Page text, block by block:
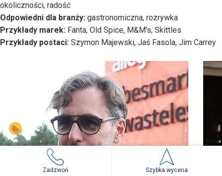
okoliczności, radość
Odpowiedni dla branży: gastronomiczna, rozrywka
Przykłady marek: Fanta, Old Spice, M&M’s, Skittles
Przykłady postaci: Szymon Majewski, Jaś Fasola, Jim Carrey
Zadzwoń Szybka wycena